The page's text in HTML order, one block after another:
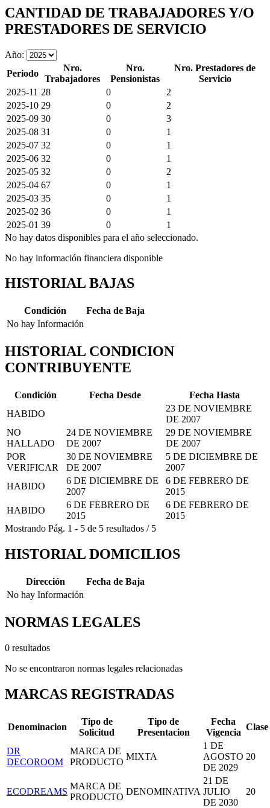
CANTIDAD DE TRABAJADORES Y/O
PRESTADORES DE SERVICIO
Año:
Periodo
Nro.
Trabajadores
Nro.
Pensionistas
Nro. Prestadores de
Servicio
2025-11 28 0
2
2025-10 29 0
2
2025-09 30 0
3
2025-08 31 0
1
2025-07 32 0
1
2025-06 32 0
1
2025-05 32 0
2
2025-04 67 0
1
2025-03 35 0
1
2025-02 36 0
1
2025-01 39 0
1
No hay datos disponibles para el año seleccionado.
No hay información financiera disponible
HISTORIAL BAJAS
Condición
Fecha de Baja
No hay Información
HISTORIAL CONDICION
CONTRIBUYENTE
Condición Fecha Desde
Fecha Hasta
HABIDO
23 DE NOVIEMBRE
DE 2007
NO
HALLADO
24 DE NOVIEMBRE
DE 2007
29 DE NOVIEMBRE
DE 2007
POR
VERIFICAR
30 DE NOVIEMBRE
DE 2007
5 DE DICIEMBRE DE
2007
HABIDO
6 DE DICIEMBRE DE
2007
6 DE FEBRERO DE
2015
HABIDO
6 DE FEBRERO DE
2015
6 DE FEBRERO DE
2015
Mostrando Pág. 1 - 5 de 5 resultados / 5
HISTORIAL DOMICILIOS
Dirección
Fecha de Baja
No hay Información
NORMAS LEGALES
0 resultados
No se encontraron normas legales relacionadas
MARCAS REGISTRADAS
Denominacion
Tipo de
Solicitud
Tipo de
Presentacion
Fecha
Vigencia
Clase
DR
DECOROOM
MARCA DE
PRODUCTO
MIXTA
1 DE
AGOSTO
DE 2029
20
ECODREAMS
MARCA DE
PRODUCTO
DENOMINATIVA
21 DE
JULIO
DE 2030
20